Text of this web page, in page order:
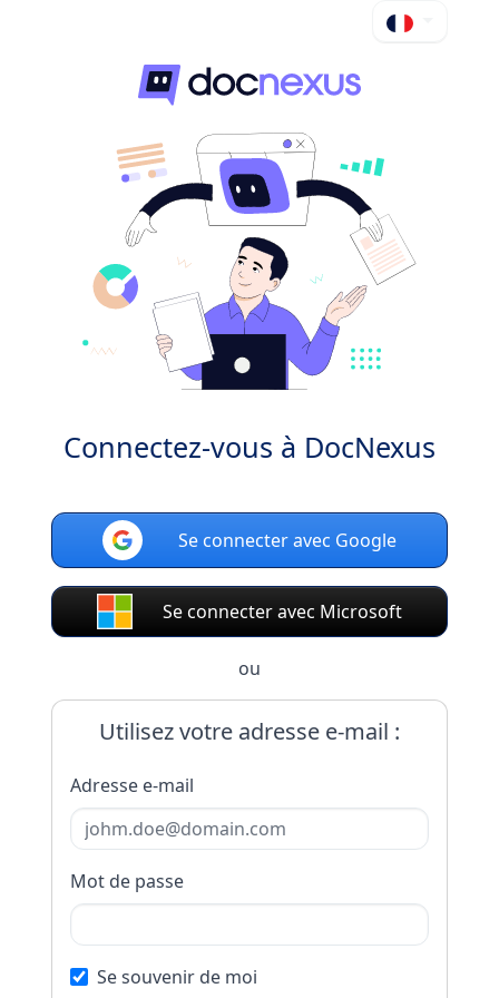
Connectez-vous à DocNexus
Se connecter avec Google
Se connecter avec Microsoft
ou
Utilisez votre adresse e-mail :
Adresse e-mail
Mot de passe
Se souvenir de moi